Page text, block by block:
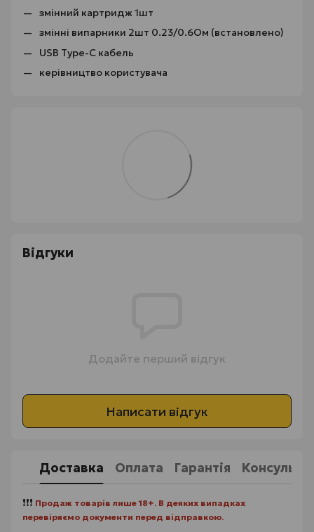
змінний картридж 1шт
змінні випарники 2шт 0.23/0.6Ом (встановлено)
USB Type-C кабель
керівництво користувача
Відгуки
Додайте перший відгук
Написати відгук
Доставка Оплата Гарантія
❗❗❗ Продаж товарів лише 18+. В деяких випадках
перевіряємо документи перед відправкою.